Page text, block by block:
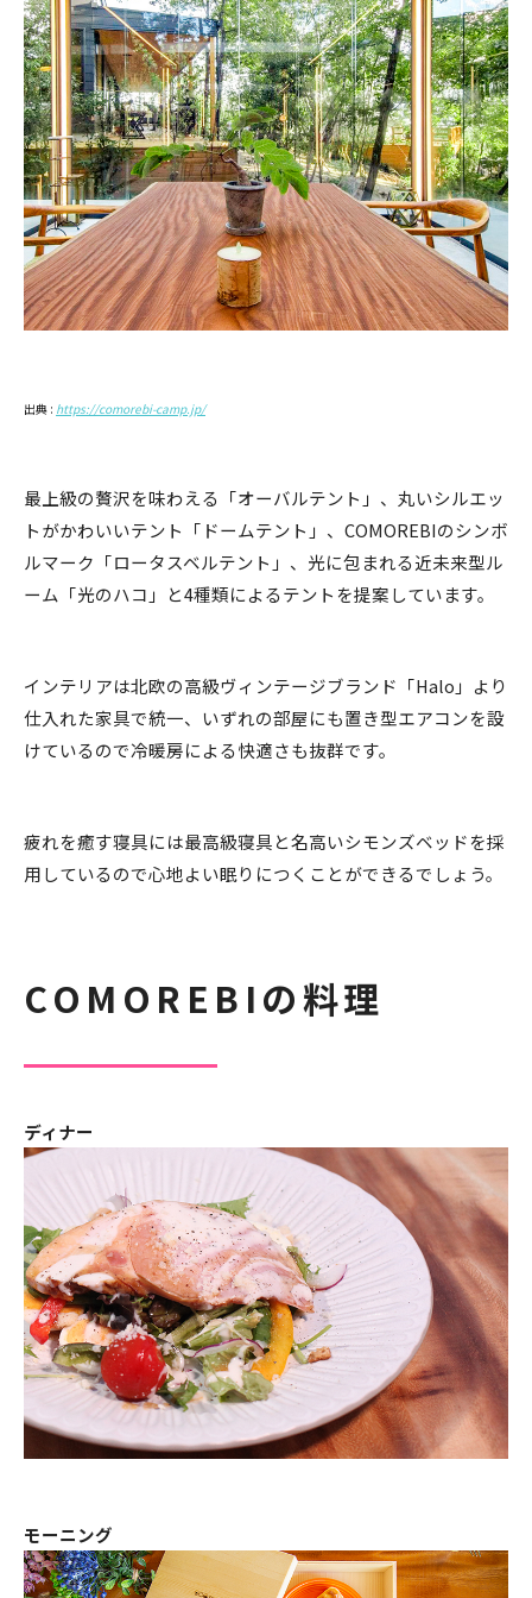
出典 : https://comorebi-camp.jp/
最上級の贅沢を味わえる「オーバルテント」、丸いシルエッ
トがかわいいテント「ドームテント」、COMOREBIのシンボ
ルマーク「ロータスベルテント」、光に包まれる近未来型ル
ーム「光のハコ」と4種類によるテントを提案しています。
インテリアは北欧の高級ヴィンテージブランド「Halo」より
仕入れた家具で統一、いずれの部屋にも置き型エアコンを設
けているので冷暖房による快適さも抜群です。
疲れを癒す寝具には最高級寝具と名高いシモンズベッドを採
用しているので心地よい眠りにつくことができるでしょう。
COMOREBIの料理
ディナー
モーニング